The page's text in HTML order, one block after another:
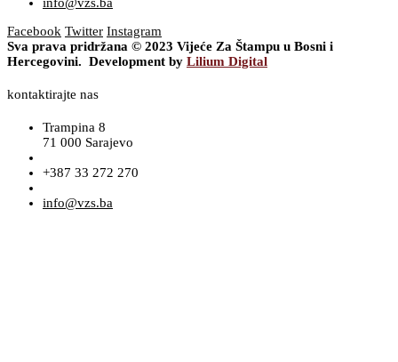
Facebook Twitter Instagram
Sva prava pridržana © 2023 Vijeće Za Štampu u Bosni i
Hercegovini. Development by Lilium Digital
kontaktirajte nas
Trampina 8
71 000 Sarajevo
+387 33 272 270
info@vzs.ba